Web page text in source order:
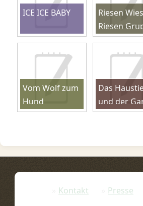
ICE ICE BABY
Riesen
Riesen
Riesen
Vom Wolf zum
Hund
Das
und der
- eine gute
Kontakt Presse